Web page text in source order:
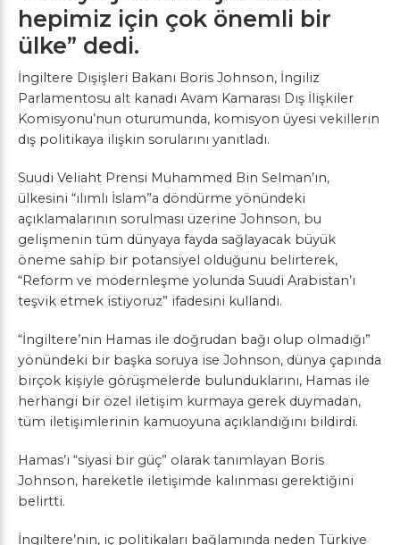
hepimiz için çok önemli bir
ülke” dedi.
İngiltere Dışişleri Bakanı Boris Johnson, İngiliz
Parlamentosu alt kanadı Avam Kamarası Dış İlişkiler
Komisyonu’nun oturumunda, komisyon üyesi vekillerin
dış politikaya ilişkin sorularını yanıtladı.
Suudi Veliaht Prensi Muhammed Bin Selman’ın,
ülkesini “ılımlı İslam”a döndürme yönündeki
açıklamalarının sorulması üzerine Johnson, bu
gelişmenin tüm dünyaya fayda sağlayacak büyük
öneme sahip bir potansiyel olduğunu belirterek,
“Reform ve modernleşme yolunda Suudi Arabistan’ı
teşvik etmek istiyoruz” ifadesini kullandı.
“İngiltere’nin Hamas ile doğrudan bağı olup olmadığı”
yönündeki bir başka soruya ise Johnson, dünya çapında
birçok kişiyle görüşmelerde bulunduklarını, Hamas ile
herhangi bir özel iletişim kurmaya gerek duymadan,
tüm iletişimlerinin kamuoyuna açıklandığını bildirdi.
Hamas’ı “siyasi bir güç” olarak tanımlayan Boris
Johnson, hareketle iletişimde kalınması gerektiğini
belirtti.
İngiltere’nin, iç politikaları bağlamında neden Türkiye